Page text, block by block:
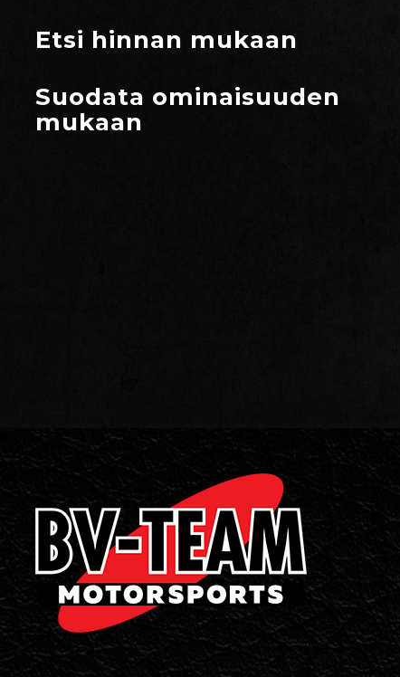
Etsi hinnan mukaan
Suodata ominaisuuden
mukaan